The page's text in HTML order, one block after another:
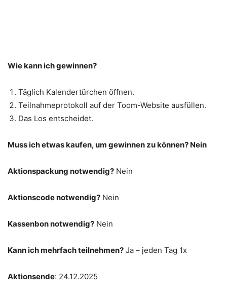
Wie kann ich gewinnen?
Täglich Kalendertürchen öffnen.
Teilnahmeprotokoll auf der Toom-Website ausfüllen.
Das Los entscheidet.
Muss ich etwas kaufen, um gewinnen zu können? Nein
Aktionspackung notwendig? Nein
Aktionscode notwendig? Nein
Kassenbon notwendig? Nein
Kann ich mehrfach teilnehmen? Ja – jeden Tag 1x
Aktionsende: 24.12.2025